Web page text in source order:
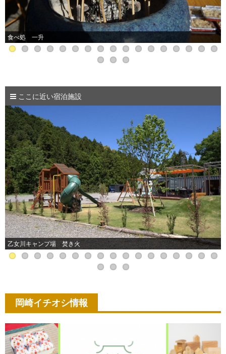
食べ処 一升
ここに近い宿泊施設
乙女川キャンプ場 焚き火
岡崎イチオシ情報